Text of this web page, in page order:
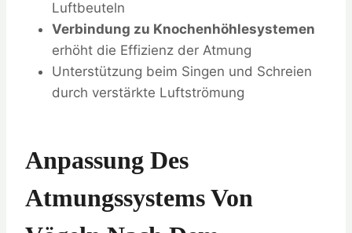
Luftbeuteln
Verbindung zu Knochenhöhlesystemen
erhöht die Effizienz der Atmung
Unterstützung beim Singen und Schreien
durch verstärkte Luftströmung
Anpassung Des
Atmungssystems Von